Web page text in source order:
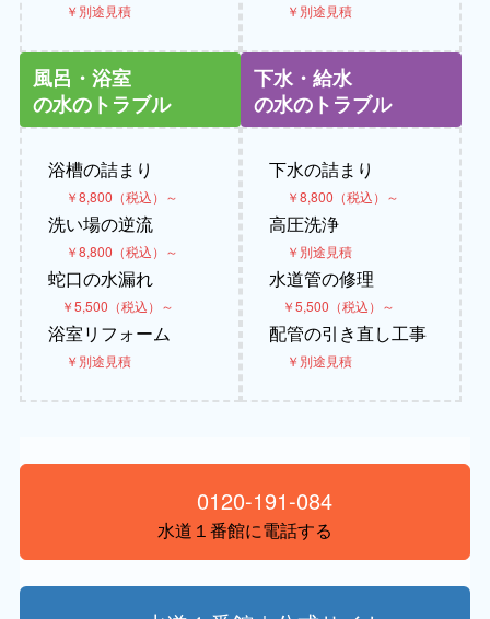
￥別途見積 ￥別途見積
風呂・浴室
の水のトラブル
浴槽の詰まり
￥8,800（税込）～
洗い場の逆流
￥8,800（税込）～
蛇口の水漏れ
￥5,500（税込）～
浴室リフォーム
￥別途見積
下水・給水
の水のトラブル
下水の詰まり
￥8,800（税込）～
高圧洗浄
￥別途見積
水道管の修理
￥5,500（税込）～
配管の引き直し工事
￥別途見積
0120-191-084
水道１番館に電話する